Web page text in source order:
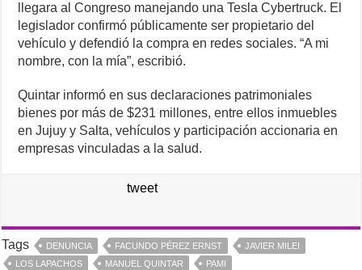
llegara al Congreso manejando una Tesla Cybertruck. El
legislador confirmó públicamente ser propietario del
vehículo y defendió la compra en redes sociales. “A mi
nombre, con la mía”, escribió.
Quintar informó en sus declaraciones patrimoniales
bienes por más de $231 millones, entre ellos inmuebles
en Jujuy y Salta, vehículos y participación accionaria en
empresas vinculadas a la salud.
tweet
Tags DENUNCIA FACUNDO PÉREZ ERNST
JAVIER MILEI
LOS LAPACHOS
MANUEL QUINTAR PAMI